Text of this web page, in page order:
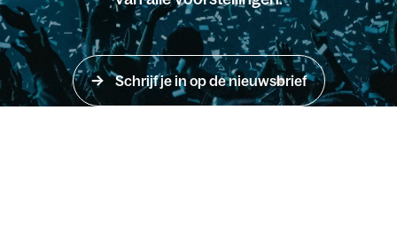
Schrijf je in op de nieuwsbrief